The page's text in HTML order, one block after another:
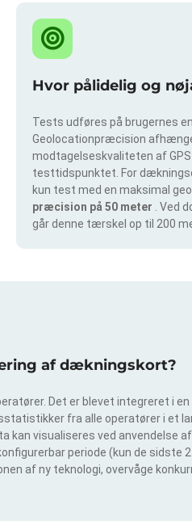
Hvor pålidelig og
Tests udføres på brugernes
Geolocationpræcision
modtagelseskvaliteten af
testtidspunktet. For
kun test med en maksimal
præcision på 50 meter
. Ved
går denne tærskel op til 200
af dækningskort?
Det er blevet integreret i
fra alle operatører i et
kan visualiseres ved anvendelse
periode (kun de sidste
af ny teknologi, overvåge